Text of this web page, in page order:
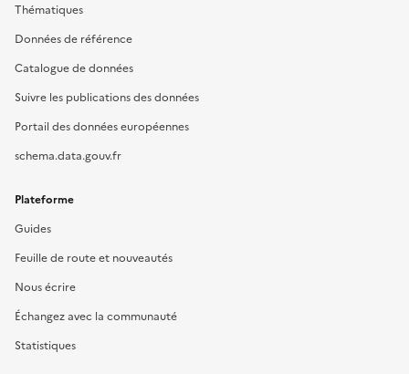
Thématiques
Données de référence
Catalogue de données
Suivre les publications des données
Portail des données européennes
schema.data.gouv.fr
Plateforme
Guides
Feuille de route et nouveautés
Nous écrire
Échangez avec la communauté
Statistiques